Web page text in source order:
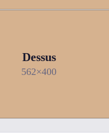
Dessus
562×400